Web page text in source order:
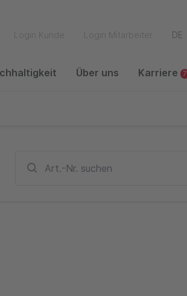
Über uns Karriere 7
Login Kunde Login Mitarbeiter DE